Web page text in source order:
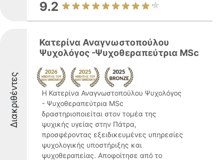
9.2
Διακριθέντες
Κατερίνα Αναγνωστοπούλου
Ψυχολόγος -Ψυχοθεραπεύτρια MSc
Η Κατερίνα Αναγνωστοπούλου Ψυχολόγος
- Ψυχοθεραπεύτρια MSc
δραστηριοποιείται στον τομέα της
ψυχικής υγείας στην Πάτρα,
προσφέροντας εξειδικευμένες υπηρεσίες
ψυχολογικής υποστήριξης και
ψυχοθεραπείας. Αποφοίτησε από το